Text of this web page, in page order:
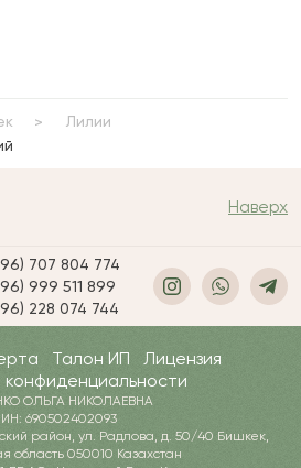
Лилии
Наверх
707 804 774
999 511 899
228 074 744
Талон ИП
Лицензия
конфиденциальности
ОЛЬГА НИКОЛАЕВНА
690502402093
район, ул. Радлова, д. 50/40 Бишкек,
область 050010 Казахстан